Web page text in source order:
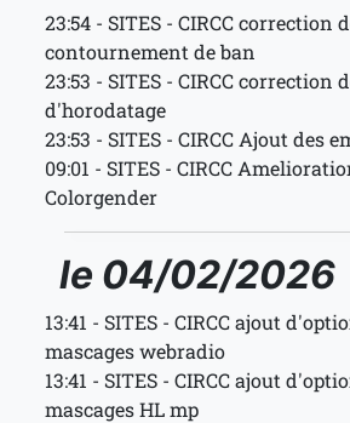
23:54 - SITES - CIRCC correction
contournement de ban
23:53 - SITES - CIRCC correction
d'horodatage
23:53 - SITES - CIRCC Ajout des
09:01 - SITES - CIRCC
Colorgender
le 04/02/2026
13:41 - SITES - CIRCC ajout
mascages webradio
13:41 - SITES - CIRCC ajout
mascages HL mp